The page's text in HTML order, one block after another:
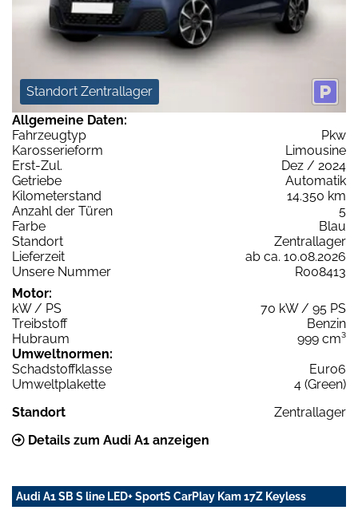
Standort Zentrallager
Allgemeine Daten:
Fahrzeugtyp
Pkw
Karosserieform
Limousine
Erst-Zul.
Dez / 2024
Getriebe
Automatik
Kilometerstand
14.350 km
Anzahl der Türen
5
Farbe
Blau
Standort
Zentrallager
Lieferzeit
ab ca. 10.08.2026
Unsere Nummer
R008413
Motor:
kW / PS
70 kW / 95 PS
Treibstoff
Benzin
Hubraum
999 cm³
Umweltnormen:
Schadstoffklasse
Euro6
Umweltplakette
4 (Green)
Standort
Zentrallager
Details zum Audi A1 anzeigen
Audi A1 SB S line LED+ SportS CarPlay Kam 17Z Keyless